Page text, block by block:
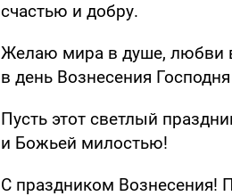
счастью и добру.
Желаю мира в душе, любви
в день Вознесения Господня
Пусть этот светлый
и Божьей милостью!
С праздником Вознесения!